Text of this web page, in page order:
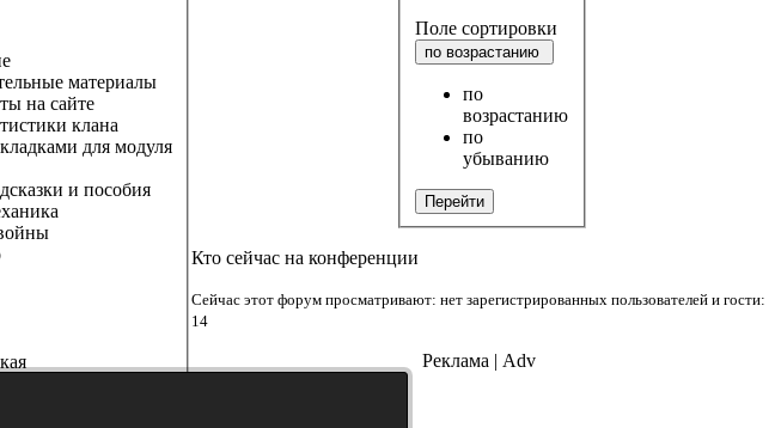
материалы
на сайте
клана
для модуля
и пособия
Поле сортировки
по возрастанию
по
возрастанию
по
убыванию
Перейти
Кто сейчас на конференции
Сейчас этот форум просматривают: нет зарегистрированных пользователей и гости:
14
Реклама | Adv